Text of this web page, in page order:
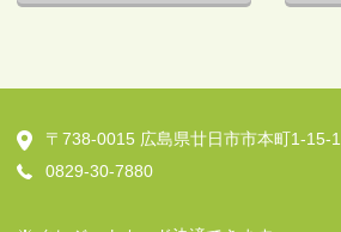
〒738-0015 広島県廿日市市本町1-15-1
0829-30-7880